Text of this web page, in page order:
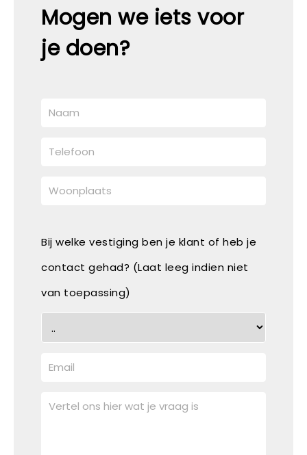
Mogen we iets voor
je doen?
Bij welke vestiging ben je klant of heb je
contact gehad? (Laat leeg indien niet
van toepassing)